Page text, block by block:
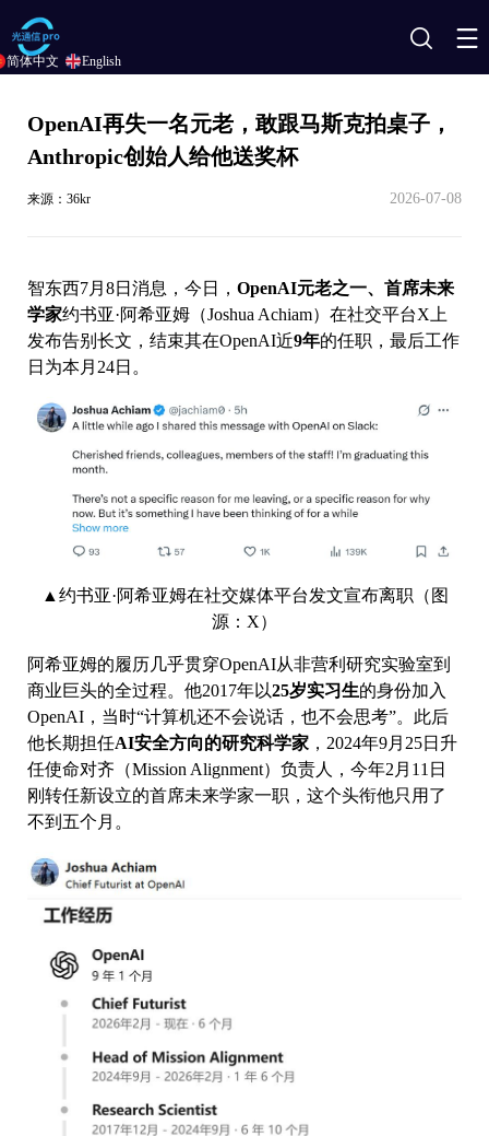
搜
OpenAI再失一名元老，敢跟马斯克拍桌子，
Anthropic创始人给他送奖杯
来源：36kr 2026-07-08
智东西7月8日消息，今日， OpenAI元老之一、首席未来
学家约书亚·阿希亚姆（Joshua Achiam）在社交平台X上
发布告别长文，结束其在OpenAI近9年的任职，最后工作
日为本月24日。
▲约书亚·阿希亚姆在社交媒体平台发文宣布离职（图
源：X）
阿希亚姆的履历几乎贯穿OpenAI从非营利研究实验室到
商业巨头的全过程。他2017年以25岁实习生的身份加入
OpenAI，当时“计算机还不会说话，也不会思考”。此后
他长期担任AI安全方向的研究科学家 ，2024年9月25日升
任使命对齐（Mission Alignment）负责人，今年2月11日
刚转任新设立的首席未来学家一职，这个头衔他只用了
不到五个月。
简体中文 English